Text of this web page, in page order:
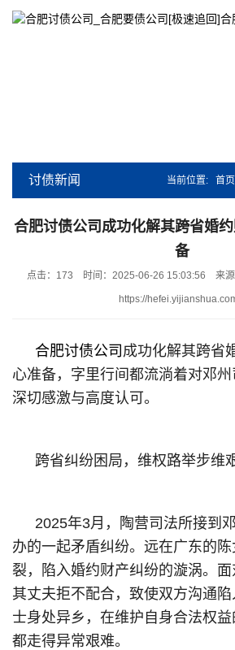
讨债新闻 当前位置: 首页
合肥讨债公司成功化解其跨省婚
备
点击：173 时间：2025-06-26 15:03:56 来
https://
合肥讨债公司 成功化解其跨省
心准备，字里行间都流淌着对邓
深切感激与高度认可。
跨省纠纷困局，维权路举步维
2025年3月，陶营司法所接到
办的一起矛盾纠纷。远在广东的
裂，陷入婚约财产纠纷的漩涡。面
其丈夫拒不配合，致使双方沟通
士身处异乡，在维护自身合法权
都走得异常艰难。